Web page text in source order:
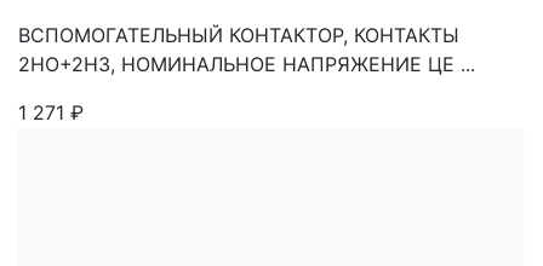
ВСПОМОГАТЕЛЬНЫЙ КОНТАКТОР, КОНТАКТЫ
2НО+2НЗ, НОМИНАЛЬНОЕ НАПРЯЖЕНИЕ ЦЕ ...
1 271 ₽